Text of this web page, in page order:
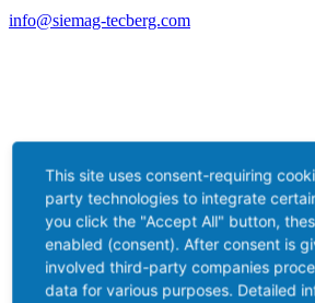
info@siemag-tecberg.com
This site uses consent-requiring
party technologies to integrate
you click the "Accept All" button,
enabled (consent). After consent is
involved third-party companies
data for various purposes. Detailed